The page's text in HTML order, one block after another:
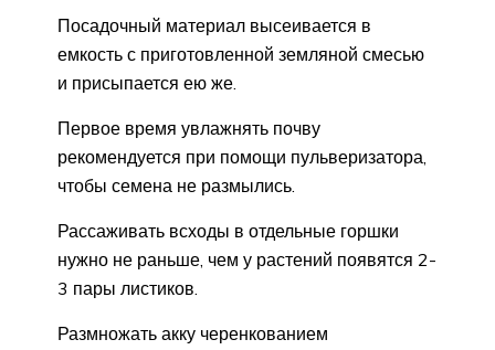
Посадочный материал высеивается в
емкость с приготовленной земляной смесью
и присыпается ею же.
Первое время увлажнять почву
рекомендуется при помощи пульверизатора,
чтобы семена не размылись.
Рассаживать всходы в отдельные горшки
нужно не раньше, чем у растений появятся 2-
3 пары листиков.
Размножать акку черенкованием